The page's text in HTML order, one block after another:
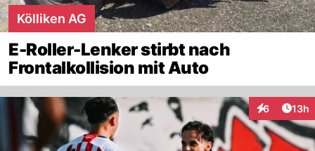
Kölliken AG
E-Roller-Lenker stirbt nach
Frontalkollision mit Auto
6
Interaktionen
13h